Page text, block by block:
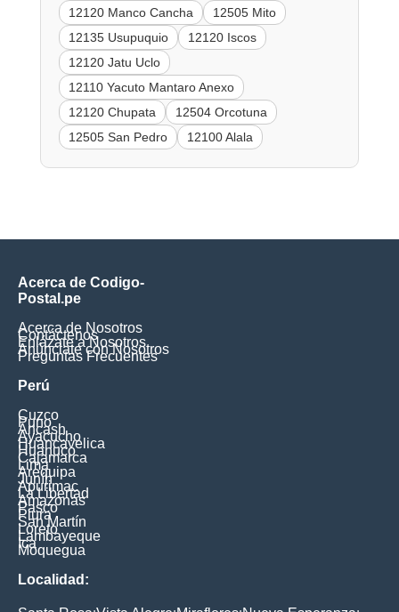
12120 Manco Cancha
12505 Mito
12135 Usupuquio
12120 Iscos
12120 Jatu Uclo
12110 Yacuto Mantaro Anexo
12120 Chupata
12504 Orcotuna
12505 San Pedro
12100 Alala
Acerca de Codigo-
Postal.pe
Acerca de Nosotros
Contáctenos
Enlázate a Nosotros
Anúnciate con Nosotros
Preguntas Frecuentes
Perú
Cuzco
Puno
Ancash
Ayacucho
Huancavelica
Huanuco
Cajamarca
Lima
Arequipa
Junín
Apurimac
La Libertad
Amazonas
Pasco
Piura
San Martín
Loreto
Lambayeque
Ica
Moquegua
Localidad: